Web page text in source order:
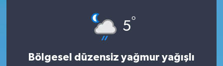
5°
Bölgesel düzensiz yağmur yağışlı